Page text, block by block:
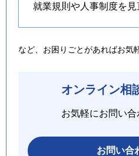
就業規則や人事制度を
など、お困りごとがあればお気
オンライン相
お気軽にお問い合
お問い合